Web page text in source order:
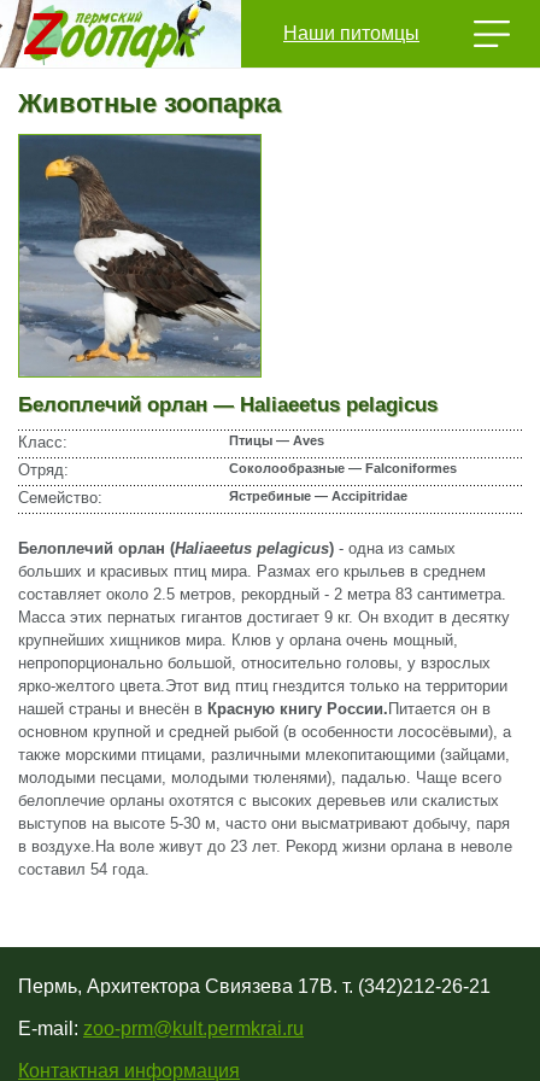
Наши питомцы
Животные зоопарка
Белоплечий орлан — Haliaeetus pelagicus
Класс: Птицы — Aves
Отряд: Соколообразные — Falconiformes
Семейство: Ястребиные — Accipitridae
Белоплечий орлан (Haliaeetus pelagicus) - одна из самых
больших и красивых птиц мира. Размах его крыльев в среднем
составляет около 2.5 метров, рекордный - 2 метра 83 сантиметра.
Масса этих пернатых гигантов достигает 9 кг. Он входит в десятку
крупнейших хищников мира. Клюв у орлана очень мощный,
непропорционально большой, относительно головы, у взрослых
ярко-желтого цвета.Этот вид птиц гнездится только на территории
нашей страны и внесён в Красную книгу России. Питается он в
основном крупной и средней рыбой (в особенности лососёвыми), а
также морскими птицами, различными млекопитающими (зайцами,
молодыми песцами, молодыми тюленями), падалью. Чаще всего
белоплечие орланы охотятся с высоких деревьев или скалистых
выступов на высоте 5-30 м, часто они высматривают добычу, паря
в воздухе.На воле живут до 23 лет. Рекорд жизни орлана в неволе
составил 54 года.
Пермь, Архитектора Свиязева 17В. т. (342)212-26-21
E-mail: zoo-prm@kult.permkrai.ru
Контактная информация